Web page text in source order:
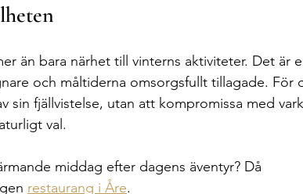
än bara närhet till vinterns aktiviteter. Det är
och måltiderna omsorgsfullt tillagade. För
sin fjällvistelse, utan att kompromissa med
val.
middag efter dagens äventyr? Då
restaurang i Åre.